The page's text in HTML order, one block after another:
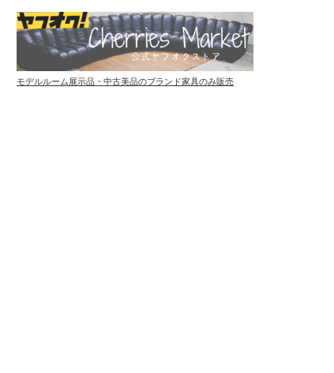
モデルルーム展示品・中古美品のブランド家具のみ販売